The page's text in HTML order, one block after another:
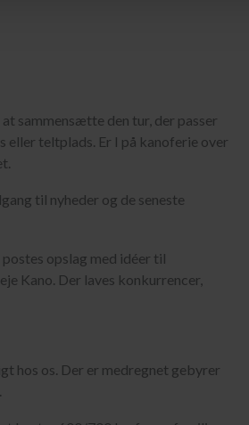
sammensætte den tur, der passer
teltplads. Er I på kanoferie over
til nyheder og de seneste
opslag med idéer til
Kano. Der laves konkurrencer,
hos os. Der er medregnet gebyrer